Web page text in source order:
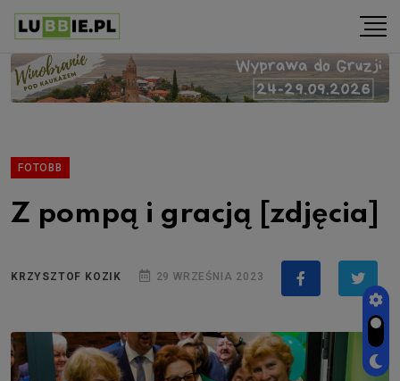
FOTOBB
Z pompą i gracją [zdjęcia]
KRZYSZTOF KOZIK 29 WRZEŚNIA 2023